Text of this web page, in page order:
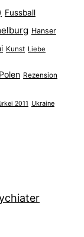
Fussball
Hanser
Kunst Liebe
Polen Rezension
2011 Ukraine